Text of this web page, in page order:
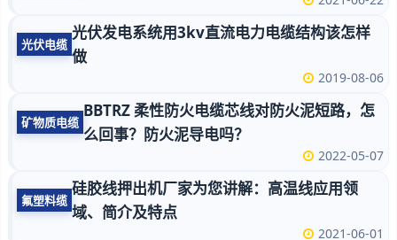
光伏电缆
光伏发电系统用3kv直流电力电缆结构该怎样
做
2019-08-06
矿物质电缆
BBTRZ 柔性防火电缆芯线对防火泥短路，怎
么回事？防火泥导电吗？
2022-05-07
氟塑料缆
硅胶线押出机厂家为您讲解：高温线应用领
域、简介及特点
2021-06-01